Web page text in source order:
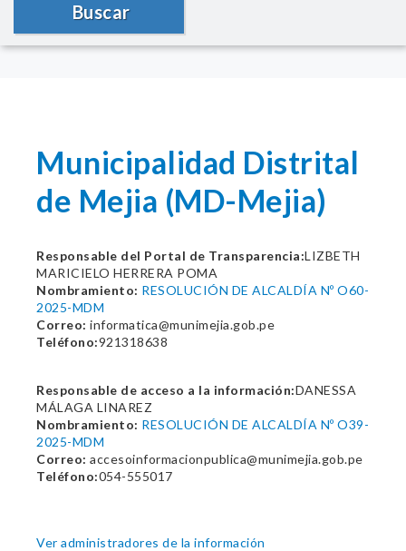
Buscar
Municipalidad Distrital
de Mejia (MD-Mejia)
Responsable del Portal de Transparencia:LIZBETH
MARICIELO HERRERA POMA
Nombramiento: RESOLUCIÓN DE ALCALDÍA Nº O60-
2025-MDM
Correo: informatica@munimejia.gob.pe
Teléfono:921318638
Responsable de acceso a la información:DANESSA
MÁLAGA LINAREZ
Nombramiento: RESOLUCIÓN DE ALCALDÍA Nº O39-
2025-MDM
Correo: accesoinformacionpublica@munimejia.gob.pe
Teléfono:054-555017
Ver administradores de la información